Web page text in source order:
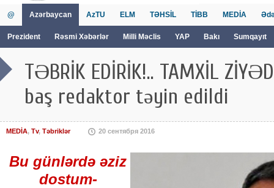
@ Azərbaycan
Prezident Rəsmi Xəbərlər Milli Məclis YAP Bakı Sumqayıt
AzTU ELM TƏHSİL TİBB MEDİA
TƏBRİK EDİRİK!.. TAMXİL
baş redaktor təyin edildi
MEDİA, Tv, Təbriklər 20 сентября 2016
Bu günlərdə əziz
dostum-